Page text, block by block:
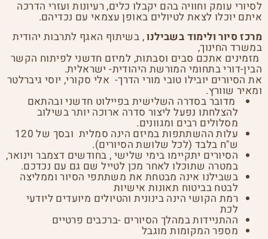
לסיורי עומק וחוויה בהם יקבלו כלים, רעיונות ועזרי הדרכה
איתם יוכלו לצאת לטיולים באופן עצמאי עם נכדיהם.
מרכז סיור ולימוד בשבילנו, בשיתוף האגף לתרבות יהודית
במשרד החינוך,
מזמינים אתכם סבים וסבתות, למיזם חדשני לפיתוח הקשר
הבין-דורי בתחומי המורשת היהודית- ישראלית.
את הסיורים יובילו טובי מורי הדרך- אלי סקורי, יוסי גיברלטר
ומאיר שוורץ.
מדובר בסדרה השלישית בפיילוט חדשני ובהתאם
להצלחתו נפעל ליצור סדרה ארוכה יותר בשילוב
מסלולים רבים ומגוונים.
עלות ההשתתפות במיזם הינה סמלית ובסך של 120
ש"ח בלבד (לכל שלושת הסיורים).
הסיורים יתקיימו בימי שלישי , בחודשים דצמבר וינואר,
במטרה שתוכלו לאחר מכן לטייל שם גם עם נכדכם.
בשבילנו אינה מבטחת את משתתפי הסיור וממליצה
לבטח בביטוח תאונות אישיות
רמת הקושי הינה בינונית והטיולים מיועדים ליודעי
לכת
ההתניידות במהלך הסיורים -ברכבים פרטיים
מספר המקומות מוגבל